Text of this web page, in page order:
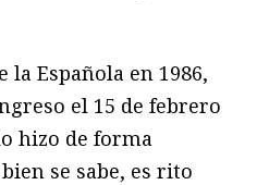
la Española en 1986,
el 15 de febrero
hizo de forma
se sabe, es rito